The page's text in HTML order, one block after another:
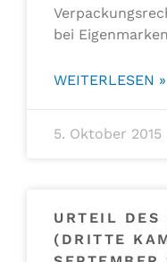
bei Eigenmarken
WEITERLESEN »
5. Oktober 2015
URTEIL DES
(DRITTE